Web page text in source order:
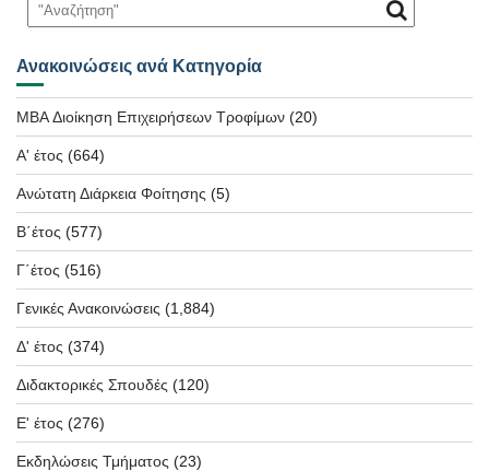
Ανακοινώσεις ανά Κατηγορία
MBA Διοίκηση Επιχειρήσεων Τροφίμων (20)
Α' έτος (664)
Ανώτατη Διάρκεια Φοίτησης (5)
Β΄έτος (577)
Γ΄έτος (516)
Γενικές Ανακοινώσεις (1,884)
Δ' έτος (374)
Διδακτορικές Σπουδές (120)
Ε' έτος (276)
Εκδηλώσεις Τμήματος (23)